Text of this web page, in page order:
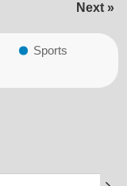
Next »
Sports